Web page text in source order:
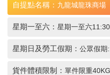
自提點名稱： 九龍城龍珠商場
星期一至六： 星期一至六
星期日及勞工假期： 公眾假期
貨件體積限制： 單件限重